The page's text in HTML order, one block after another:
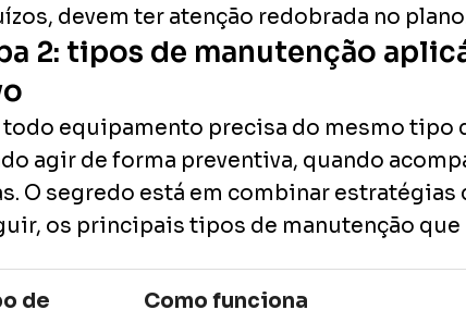
devem ter atenção redobrada no
2: tipos de manutenção
todo equipamento precisa do mesmo tipo
agir de forma preventiva, quando
O segredo está em combinar
os principais tipos de manutenção
de
Como funciona